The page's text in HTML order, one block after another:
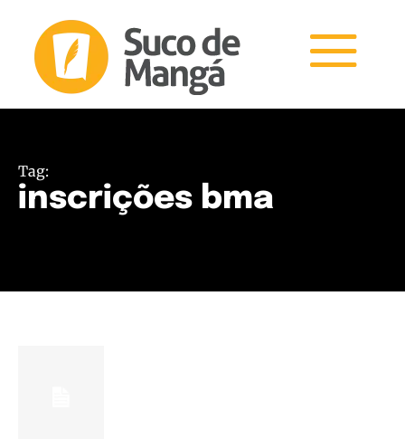
Tag:
inscrições bma